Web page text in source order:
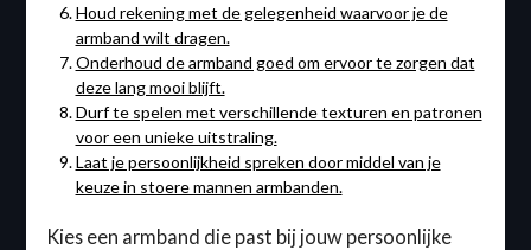
Houd rekening met de gelegenheid waarvoor je de
armband wilt dragen.
Onderhoud de armband goed om ervoor te zorgen dat
deze lang mooi blijft.
Durf te spelen met verschillende texturen en patronen
voor een unieke uitstraling.
Laat je persoonlijkheid spreken door middel van je
keuze in stoere mannen armbanden.
Kies een armband die past bij jouw persoonlijke